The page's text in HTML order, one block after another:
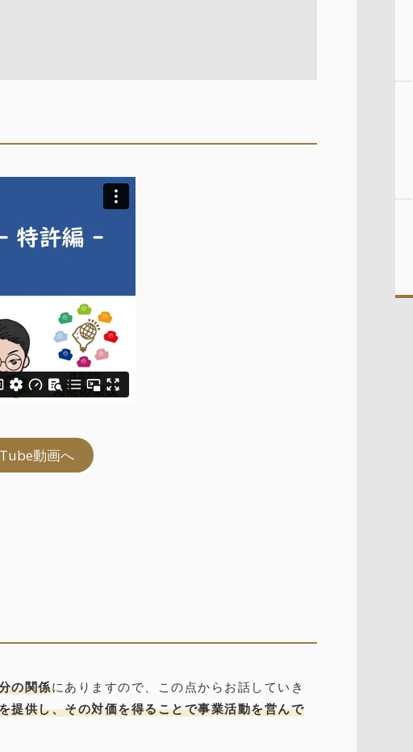
動画へ
の関係にありますので、この点からお話していき
提供し、その対価を得ることで事業活動を営んで